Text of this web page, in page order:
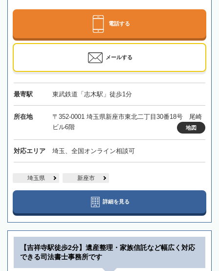
電話する
メールする
最寄駅 東武鉄道「志木駅」徒歩1分
所在地
〒352-0001 埼玉県新座市東北二丁目30番18号 尾崎
ビル6階
地図
対応エリア 埼玉、全国オンライン相談可
埼玉県 新座市
詳細を見る
【吉祥寺駅徒歩2分】遺産整理・家族信託など幅広く対応
できる司法書士事務所です